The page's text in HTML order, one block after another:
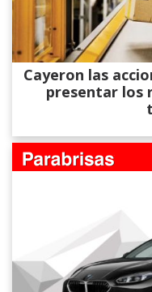
Cayeron las
presentar los